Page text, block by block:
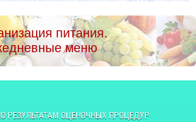
питания.
меню
РЕЗУЛЬТАТАМ ОЦЕНОЧНЫХ ПРОЦЕДУР